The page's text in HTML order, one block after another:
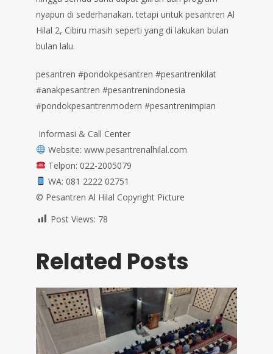
nyapun di sederhanakan.⁣ tetapi untuk pesantren Al
Hilal 2, Cibiru masih seperti yang di lakukan bulan
bulan lalu.⁣⁣⁣⁣⁣⁣⁣⁣⁣⁣⁣⁣⁣⁣⁣⁣⁣⁣⁣⁣⁣⁣⁣
pesantren #pondokpesantren #pesantrenkilat
#anakpesantren #pesantrenindonesia
#pondokpesantrenmodern #pesantrenimpian⁣⁣
⁣⁣ Informasi & Call Center⁣⁣⁣⁣⁣⁣⁣⁣⁣⁣⁣⁣⁣⁣⁣⁣⁣⁣⁣⁣⁣⁣⁣⁣⁣⁣⁣⁣⁣⁣⁣⁣⁣⁣⁣⁣⁣⁣⁣⁣⁣⁣⁣⁣⁣⁣⁣⁣⁣⁣⁣⁣⁣⁣⁣⁣⁣⁣⁣⁣⁣⁣⁣⁣⁣⁣⁣⁣⁣⁣⁣⁣⁣⁣⁣⁣⁣⁣⁣
Website: www.pesantrenalhilal.com⁣⁣⁣⁣⁣⁣⁣⁣⁣⁣⁣⁣⁣⁣⁣⁣⁣⁣
Telpon: 022-2005079⁣⁣⁣⁣⁣⁣⁣⁣⁣⁣⁣⁣⁣⁣⁣⁣⁣⁣⁣⁣⁣⁣⁣⁣⁣⁣⁣⁣⁣⁣⁣⁣⁣⁣⁣⁣⁣⁣⁣⁣⁣⁣⁣⁣⁣⁣⁣⁣⁣⁣⁣⁣⁣⁣⁣⁣⁣⁣⁣⁣⁣⁣⁣⁣⁣⁣⁣⁣⁣⁣⁣⁣⁣⁣⁣⁣⁣⁣⁣
WA: 081 2222 02751⁣⁣⁣⁣⁣⁣⁣⁣⁣⁣⁣⁣⁣⁣⁣⁣⁣⁣⁣⁣⁣⁣⁣⁣⁣⁣⁣⁣⁣⁣⁣⁣⁣⁣⁣⁣⁣⁣⁣⁣⁣⁣⁣⁣⁣⁣⁣⁣⁣⁣⁣⁣⁣⁣⁣⁣⁣⁣⁣⁣⁣⁣
©️ Pesantren Al Hilal Copyright Picture⁣⁣⁣⁣⁣
Post Views: 78
Related Posts